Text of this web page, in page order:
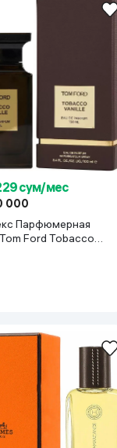
сум/мес
000
Парфюмерная
Ford Tobacco